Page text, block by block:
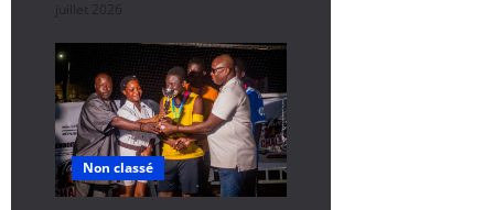
c
l
e
juillet 2026
Non classé